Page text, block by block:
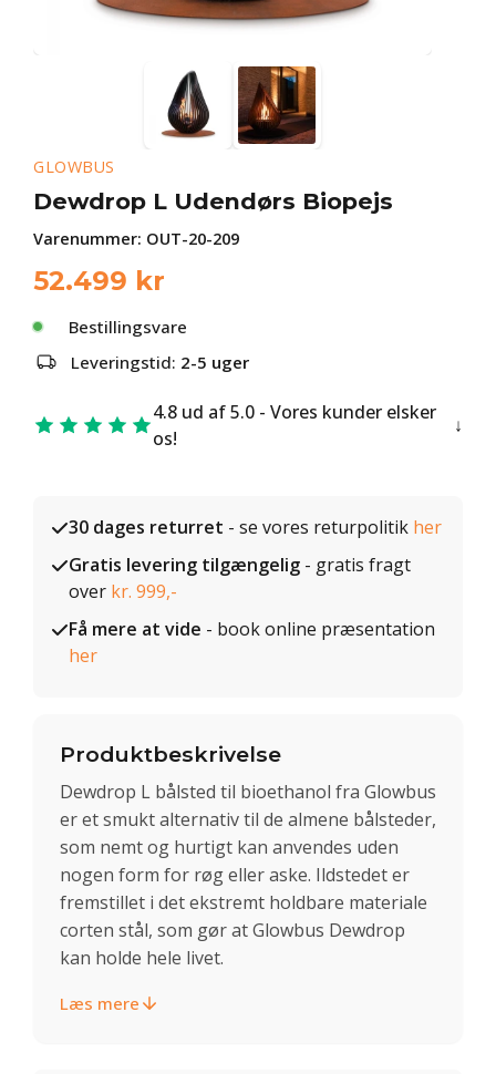
GLOWBUS
Dewdrop L Udendørs Biopejs
Varenummer: OUT-20-209
52.499 kr
Bestillingsvare
Leveringstid: 2-5 uger
4.8 ud af 5.0 - Vores kunder elsker
os!
30 dages returret - se vores returpolitik her
Gratis levering tilgængelig - gratis fragt
over kr. 999,-
Få mere at vide - book online præsentation
her
Produktbeskrivelse
Dewdrop L bålsted til bioethanol fra Glowbus
er et smukt alternativ til de almene bålsteder,
som nemt og hurtigt kan anvendes uden
nogen form for røg eller aske. Ildstedet er
fremstillet i det ekstremt holdbare materiale
corten stål, som gør at Glowbus Dewdrop
kan holde hele livet.
Læs mere